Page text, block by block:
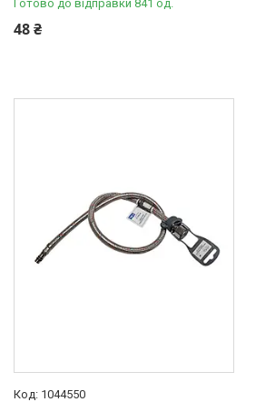
Запірно-регулююча
арматура
Насосне обладнання
Готово до відправки 841 од.
48 ₴
1044550